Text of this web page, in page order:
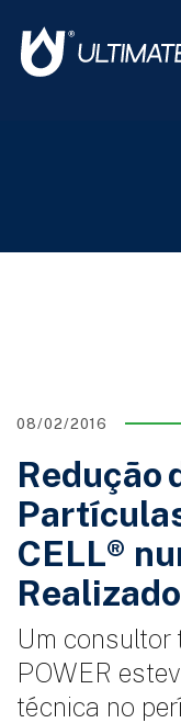
08/02/2016
Redução
CELL®
Um consultor
POWER
técnica no